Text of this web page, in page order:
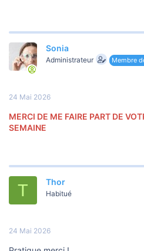
Sonia
Administrateur Membre
24 Mai 2026
MERCI DE ME FAIRE PART DE
SEMAINE
T Thor
Habitué
24 Mai 2026